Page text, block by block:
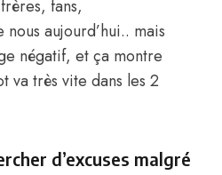
fans,
aujourd’hui.. mais
négatif, et ça montre
va très vite dans les 2
d’excuses malgré